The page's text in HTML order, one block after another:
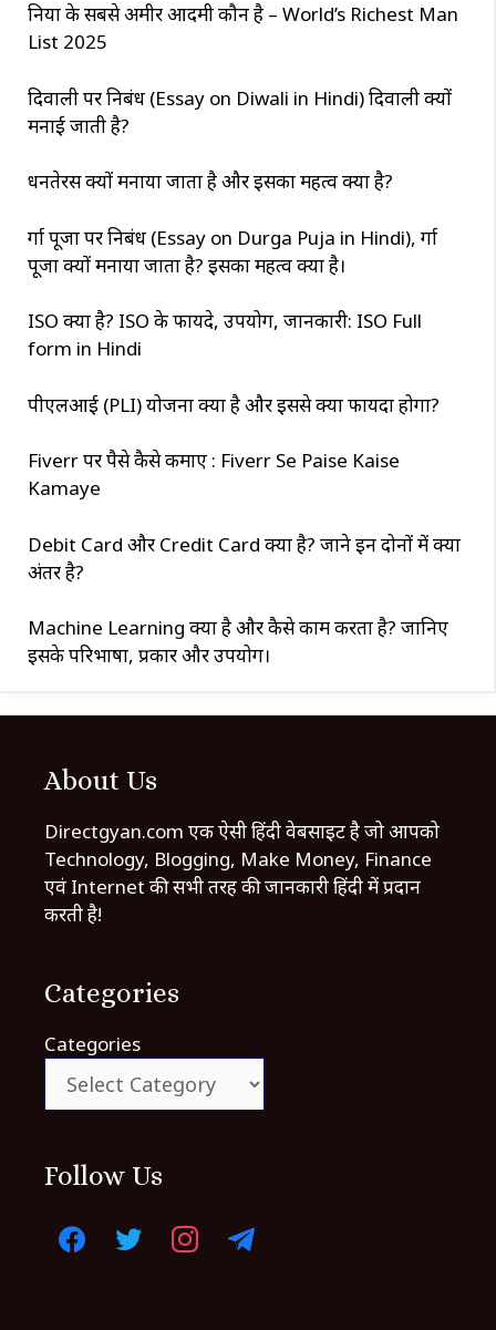
दुनिया के सबसे अमीर आदमी कौन है – World’s Richest Man
List 2025
दिवाली पर निबंध (Essay on Diwali in Hindi) दिवाली क्यों
मनाई जाती है?
धनतेरस क्यों मनाया जाता है और इसका महत्व क्या है?
दुर्गा पूजा पर निबंध (Essay on Durga Puja in Hindi), दुर्गा
पूजा क्यों मनाया जाता है? इसका महत्व क्या है।
ISO क्या है? ISO के फायदे, उपयोग, जानकारी: ISO Full
form in Hindi
पीएलआई (PLI) योजना क्या है और इससे क्या फायदा होगा?
Fiverr पर पैसे कैसे कमाए : Fiverr Se Paise Kaise
Kamaye
Debit Card और Credit Card क्या है? जाने इन दोनों में क्या
अंतर है?
Machine Learning क्या है और कैसे काम करता है? जानिए
इसके परिभाषा, प्रकार और उपयोग।
About Us
Directgyan.com एक ऐसी हिंदी वेबसाइट है जो आपको
Technology, Blogging, Make Money, Finance
एवं Internet की सभी तरह की जानकारी हिंदी में प्रदान
करती है!
Categories
Categories
Follow Us